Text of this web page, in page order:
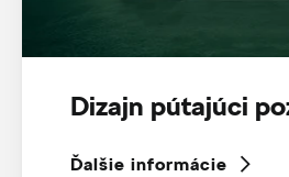
Dizajn pútajúci
Ďalšie informácie